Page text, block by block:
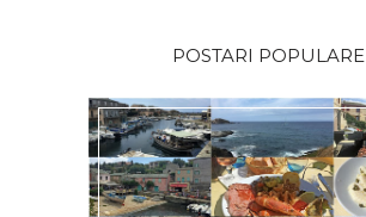
POSTARI POPULARE